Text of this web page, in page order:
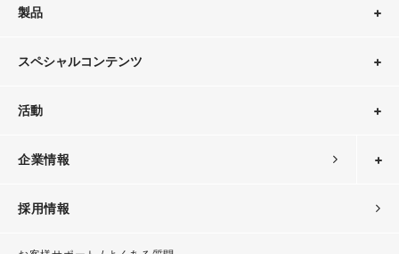
製品
スペシャルコンテンツ
活動
企業情報
採用情報